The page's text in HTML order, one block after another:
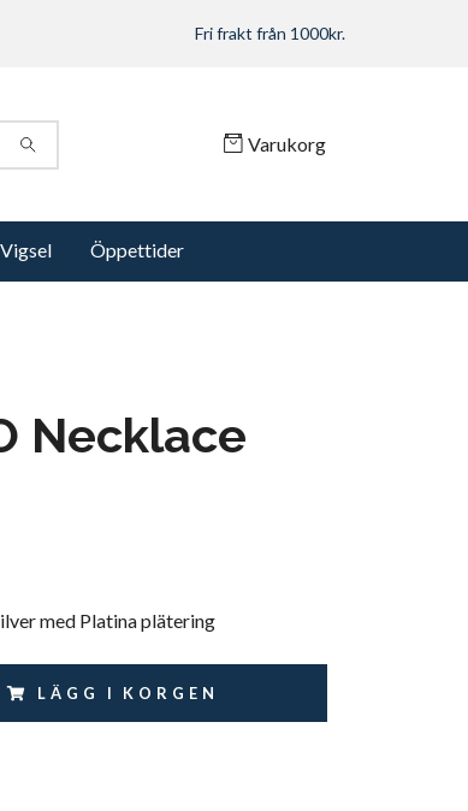
Fri frakt från 1000kr.
Varukorg
Öppettider
Necklace
med Platina plätering
LÄGG I KORGEN